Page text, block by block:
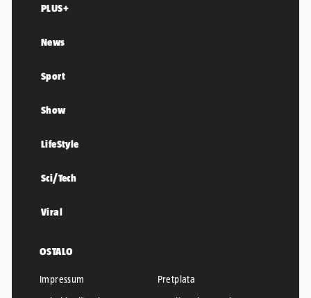
PLUS+
News
Sport
Show
LifeStyle
Sci/Tech
Viral
OSTALO
Impressum
Pretplata